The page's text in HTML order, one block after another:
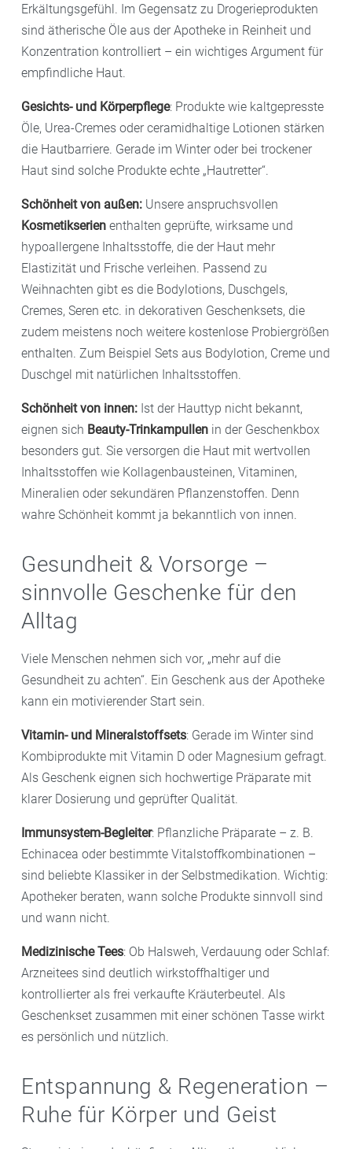
Erkältungsgefühl. Im Gegensatz zu Drogerieprodukten
sind ätherische Öle aus der Apotheke in Reinheit und
Konzentration kontrolliert – ein wichtiges Argument für
empfindliche Haut.
Gesichts- und Körperpflege: Produkte wie kaltgepresste
Öle, Urea-Cremes oder ceramidhaltige Lotionen stärken
die Hautbarriere. Gerade im Winter oder bei trockener
Haut sind solche Produkte echte „Hautretter“.
Schönheit von außen: Unsere anspruchsvollen
Kosmetikserien enthalten geprüfte, wirksame und
hypoallergene Inhaltsstoffe, die der Haut mehr
Elastizität und Frische verleihen. Passend zu
Weihnachten gibt es die Bodylotions, Duschgels,
Cremes, Seren etc. in dekorativen Geschenksets, die
zudem meistens noch weitere kostenlose Probiergrößen
enthalten. Zum Beispiel Sets aus Bodylotion, Creme und
Duschgel mit natürlichen Inhaltsstoffen.
Schönheit von innen: Ist der Hauttyp nicht bekannt,
eignen sich Beauty-Trinkampullen in der Geschenkbox
besonders gut. Sie versorgen die Haut mit wertvollen
Inhaltsstoffen wie Kollagenbausteinen, Vitaminen,
Mineralien oder sekundären Pflanzenstoffen. Denn
wahre Schönheit kommt ja bekanntlich von innen.
Gesundheit & Vorsorge –
sinnvolle Geschenke für den
Alltag
Viele Menschen nehmen sich vor, „mehr auf die
Gesundheit zu achten“. Ein Geschenk aus der Apotheke
kann ein motivierender Start sein.
Vitamin- und Mineralstoffsets: Gerade im Winter sind
Kombiprodukte mit Vitamin D oder Magnesium gefragt.
Als Geschenk eignen sich hochwertige Präparate mit
klarer Dosierung und geprüfter Qualität.
Immunsystem-Begleiter: Pflanzliche Präparate – z. B.
Echinacea oder bestimmte Vitalstoffkombinationen –
sind beliebte Klassiker in der Selbstmedikation. Wichtig:
Apotheker beraten, wann solche Produkte sinnvoll sind
und wann nicht.
Medizinische Tees: Ob Halsweh, Verdauung oder Schlaf:
Arzneitees sind deutlich wirkstoffhaltiger und
kontrollierter als frei verkaufte Kräuterbeutel. Als
Geschenkset zusammen mit einer schönen Tasse wirkt
es persönlich und nützlich.
Entspannung & Regeneration –
Ruhe für Körper und Geist